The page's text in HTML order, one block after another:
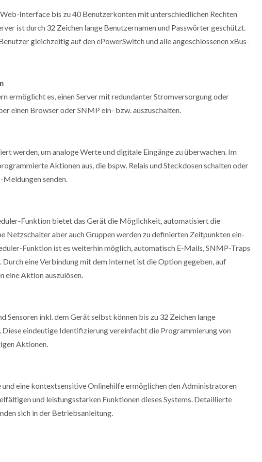
Interface bis zu 40 Benutzerkonten mit unterschiedlichen Rechten
ist durch 32 Zeichen lange Benutzernamen und Passwörter geschützt.
gleichzeitig auf den ePowerSwitch und alle angeschlossenen xBus-
ermöglicht es, einen Server mit redundanter Stromversorgung oder
einen Browser oder SNMP ein- bzw. auszuschalten.
werden, um analoge Werte und digitale Eingänge zu überwachen. Im
Aktionen aus, die bspw. Relais und Steckdosen schalten oder
senden.
Funktion bietet das Gerät die Möglichkeit, automatisiert die
Netzschalter aber auch Gruppen werden zu definierten Zeitpunkten ein-
Funktion ist es weiterhin möglich, automatisch E-Mails, SNMP-Traps
Durch eine Verbindung mit dem Internet ist die Option gegeben, auf
eine Aktion auszulösen.
Sensoren inkl. dem Gerät selbst können bis zu 32 Zeichen lange
Diese eindeutige Identifizierung vereinfacht die Programmierung von
Aktionen.
eine kontextsensitive Onlinehilfe ermöglichen den Administratoren
und leistungsstarken Funktionen dieses Systems. Detaillierte
sich in der Betriebsanleitung.